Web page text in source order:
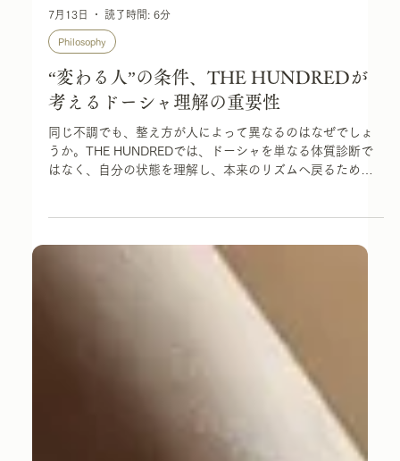
7月13日 読了時間: 6分
Philosophy
考えるドーシャ理解の重要性
同じ不調でも、整え方が人によって異なるのはなぜでしょ
うか。THE HUNDREDでは、ドーシャを単なる体質診断で
はなく、自分の状態を理解し、本来のリズムへ戻るための
考え方として捉えています。その本質をアーユルヴェーダ
の視点からご紹介します。 同じ不調でも、その背景はさま
ざま。だからこそ、私たちは身体の声を聞く ひと言で「疲
れ」と言っても千差万別。たとえば同じ疲労感でも、身体
が重く、活力が湧かないのか。あるいは、めまいや思考の
鈍さを伴うほど深く消耗しているのか。アーユルヴェーダ
では、その違いにも意味があると考えます。 不眠や無気
力、だるさも同様です。それらの不調がヴァータ、ピッ
タ、カパのどの乱れに起因するかによって現れ方や整え方